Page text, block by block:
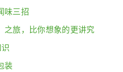
味三招
旅，比你想象的更讲究
装